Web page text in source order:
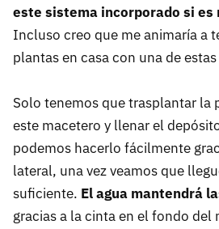
este sistema incorporado si es
Incluso creo que me animaría a
plantas en casa con una de
Solo tenemos que trasplantar la
este macetero y llenar el
podemos hacerlo fácilmente
lateral, una vez veamos que
suficiente. El agua mantendrá
gracias a la cinta en el fondo del